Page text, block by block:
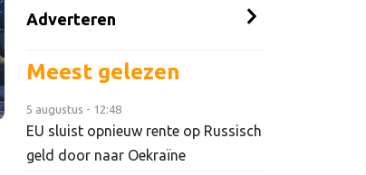
Adverteren
Meest gelezen
5 augustus - 12:48
EU sluist opnieuw rente op Russisch
geld door naar Oekraïne